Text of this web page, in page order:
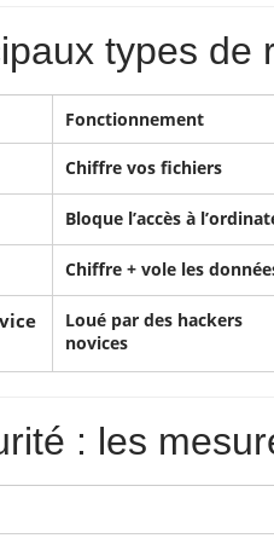
types de
Fonctionnement
Chiffre vos fichiers
Bloque l’accès à
Chiffre + vole les
Loué par des hackers
novices
: les